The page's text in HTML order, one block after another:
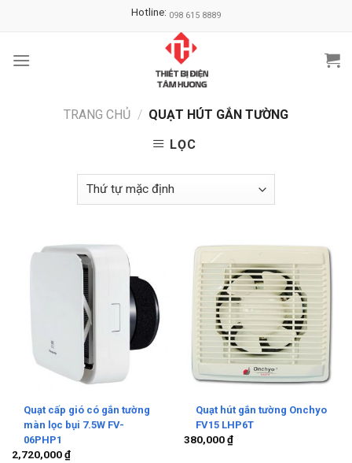
Hotline: 098 615 8889
TRANG CHỦ / QUẠT HÚT GẮN TƯỜNG
LỌC
Quạt cấp gió có gắn tường
màn lọc bụi 7.5W FV-
06PHP1
2,720,000₫
Quạt hút gắn tường Onchyo
FV15 LHP6T
380,000₫